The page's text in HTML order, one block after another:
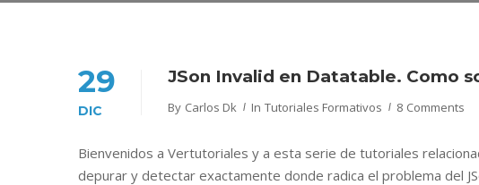
29
DIC
JSon Invalid en Datatable. Como
By Carlos Dk In Tutoriales Formativos 8 Comments
Bienvenidos a Vertutoriales y a esta serie de tutoriales
depurar y detectar exactamente donde radica el problema del